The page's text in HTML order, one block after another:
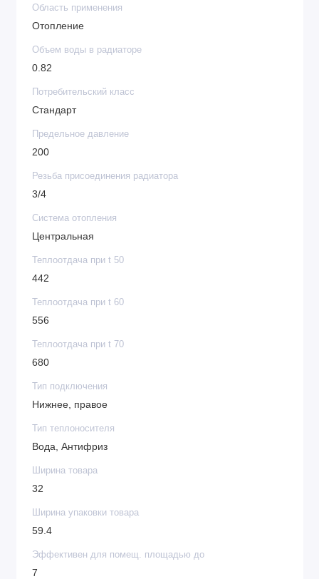
Область применения
Отопление
Объем воды в радиаторе
0.82
Потребительский класс
Стандарт
Предельное давление
200
Резьба присоединения радиатора
3/4
Система отопления
Центральная
Теплоотдача при t 50
442
Теплоотдача при t 60
556
Теплоотдача при t 70
680
Тип подключения
Нижнее, правое
Тип теплоносителя
Вода, Антифриз
Ширина товара
32
Ширина упаковки товара
59.4
Эффективен для помещ. площадью до
7